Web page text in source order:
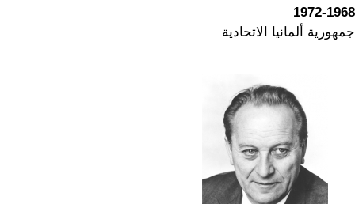
1972-1968
جمهورية ألمانيا الاتحادية